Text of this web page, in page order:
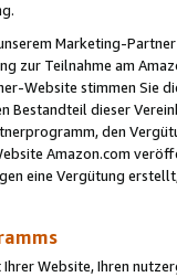
Marketing-
zur Teilnahme am
Website stimmen Sie
Bestandteil dieser
den
Amazon.com
eine Vergütung
Website, Ihren